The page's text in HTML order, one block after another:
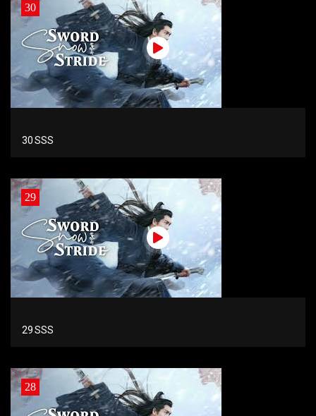
30
30 SSS
29
29 SSS
28